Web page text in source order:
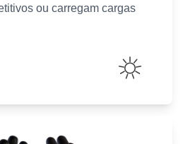
ou carregam cargas